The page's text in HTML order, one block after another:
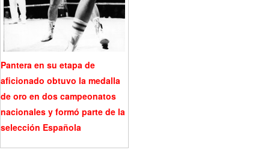
Pantera en su etapa de
aficionado obtuvo la medalla
de oro en dos campeonatos
nacionales y formó parte de la
selección Española